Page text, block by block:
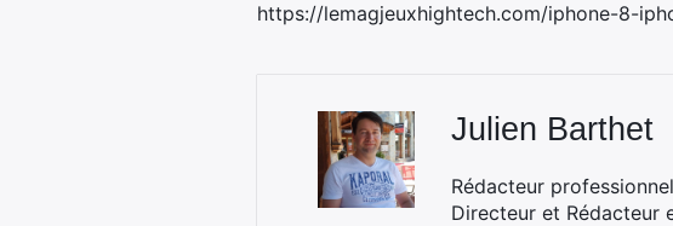
https://lemagjeuxhightech.com/iphone-8-
Julien Barthet
Rédacteur
Directeur et Rédacteur